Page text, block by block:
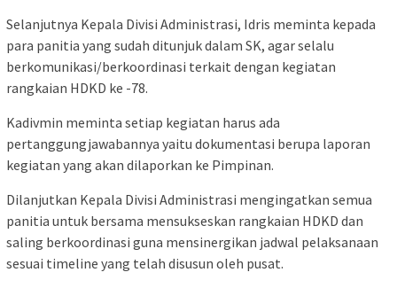
Selanjutnya Kepala Divisi Administrasi, Idris meminta kepada
para panitia yang sudah ditunjuk dalam SK, agar selalu
berkomunikasi/berkoordinasi terkait dengan kegiatan
rangkaian HDKD ke -78.
Kadivmin meminta setiap kegiatan harus ada
pertanggungjawabannya yaitu dokumentasi berupa laporan
kegiatan yang akan dilaporkan ke Pimpinan.
Dilanjutkan Kepala Divisi Administrasi mengingatkan semua
panitia untuk bersama mensukseskan rangkaian HDKD dan
saling berkoordinasi guna mensinergikan jadwal pelaksanaan
sesuai timeline yang telah disusun oleh pusat.